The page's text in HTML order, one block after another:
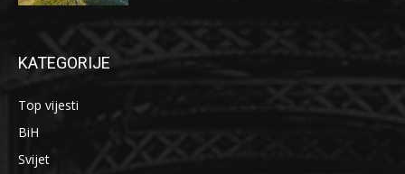
KATEGORIJE
Top vijesti
BiH
Svijet